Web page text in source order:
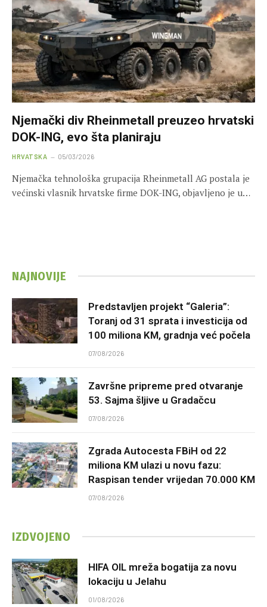
Njemački div Rheinmetall preuzeo hrvatski
DOK-ING, evo šta planiraju
HRVATSKA 05/03/2026
Njemačka tehnološka grupacija Rheinmetall AG postala je
većinski vlasnik hrvatske firme DOK-ING, objavljeno je u…
NAJNOVIJE
Predstavljen projekt “Galeria”:
Toranj od 31 sprata i investicija od
100 miliona KM, gradnja već počela
07/08/2026
Završne pripreme pred otvaranje
53. Sajma šljive u Gradačcu
07/08/2026
Zgrada Autocesta FBiH od 22
miliona KM ulazi u novu fazu:
Raspisan tender vrijedan 70.000 KM
07/08/2026
IZDVOJENO
HIFA OIL mreža bogatija za novu
lokaciju u Jelahu
01/08/2026